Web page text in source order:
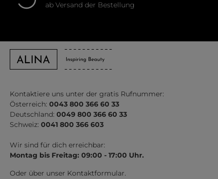
ab Versand der Bestellung
Kontaktiere uns unter der gratis Rufnummer:
Österreich: 0043 800 366 60 33
Deutschland: 0049 800 366 60 33
Schweiz: 0041 800 366 603
Wir sind für dich erreichbar:
Montag bis Freitag: 09:00 - 17:00 Uhr.
Oder über unser Kontaktformular.